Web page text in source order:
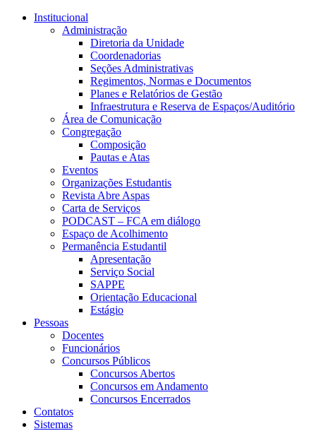
Conteúdo principal
Institucional
Administração
Diretoria da Unidade
Coordenadorias
Seções Administrativas
Regimentos, Normas e Documentos
Planes e Relatórios de Gestão
Infraestrutura e Reserva de Espaços/Auditório
Área de Comunicação
Congregação
Composição
Pautas e Atas
Eventos
Organizações Estudantis
Revista Abre Aspas
Carta de Serviços
PODCAST – FCA em diálogo
Espaço de Acolhimento
Permanência Estudantil
Apresentação
Serviço Social
SAPPE
Orientação Educacional
Estágio
Pessoas
Docentes
Funcionários
Concursos Públicos
Concursos Abertos
Concursos em Andamento
Concursos Encerrados
Contatos
Sistemas